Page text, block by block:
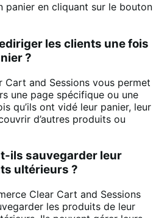
panier en cliquant sur le bouton
les clients une fois
?
Cart and Sessions vous permet
une page spécifique ou une
qu’ils ont vidé leur panier, leur
d’autres produits ou
ils sauvegarder leur
ultérieurs ?
Clear Cart and Sessions
les produits de leur